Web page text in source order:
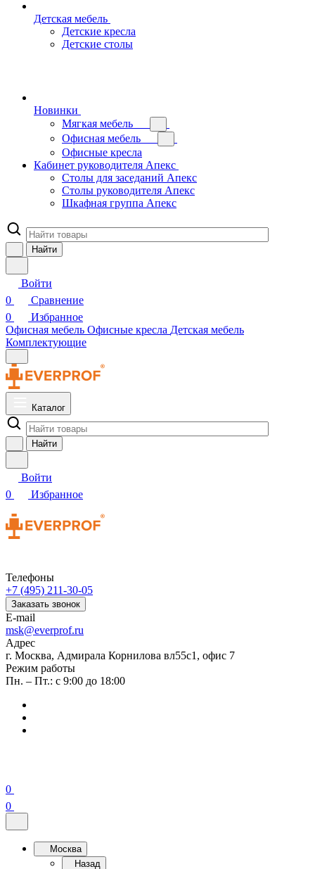
Детская мебель
Детские кресла
Детские столы
Новинки
Мягкая мебель
Офисная мебель
Офисные кресла
Кабинет руководителя Апекс
Столы для заседаний Апекс
Столы руководителя Апекс
Шкафная группа Апекс
Найти
Войти
0
Сравнение
0
Избранное
Офисная мебель Офисные кресла Детская мебель
Комплектующие
Каталог
Найти
Войти
0
Избранное
Телефоны
+7 (495) 211-30-05
Заказать звонок
E-mail
msk@everprof.ru
Адрес
г. Москва, Адмирала Корнилова вл55с1, офис 7
Режим работы
Пн. – Пт.: с 9:00 до 18:00
0
0
Москва
Назад